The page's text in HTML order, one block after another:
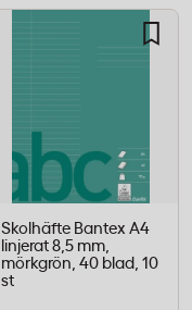
Skolhäfte Bantex A4
linjerat 8,5 mm,
mörkgrön, 40 blad, 10
st